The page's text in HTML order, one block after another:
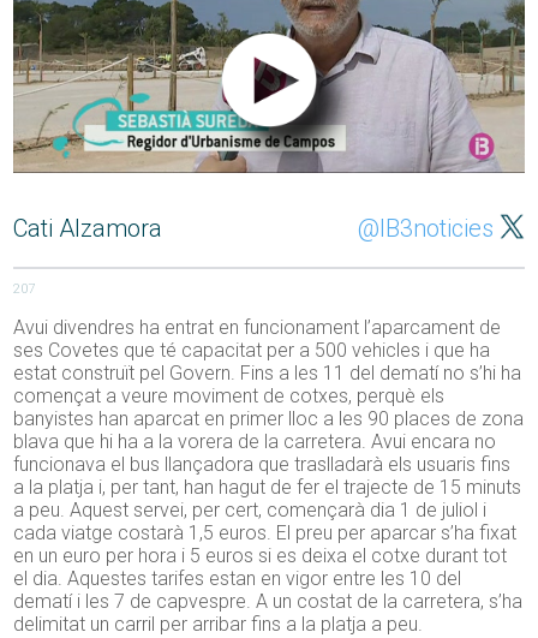
Cati Alzamora @IB3noticies
207
Avui divendres ha entrat en funcionament l’aparcament de
ses Covetes que té capacitat per a 500 vehicles i que ha
estat construït pel Govern. Fins a les 11 del dematí no s’hi ha
començat a veure moviment de cotxes, perquè els
banyistes han aparcat en primer lloc a les 90 places de zona
blava que hi ha a la vorera de la carretera. Avui encara no
funcionava el bus llançadora que traslladarà els usuaris fins
a la platja i, per tant, han hagut de fer el trajecte de 15 minuts
a peu. Aquest servei, per cert, començarà dia 1 de juliol i
cada viatge costarà 1,5 euros. El preu per aparcar s’ha fixat
en un euro per hora i 5 euros si es deixa el cotxe durant tot
el dia. Aquestes tarifes estan en vigor entre les 10 del
dematí i les 7 de capvespre. A un costat de la carretera, s’ha
delimitat un carril per arribar fins a la platja a peu.